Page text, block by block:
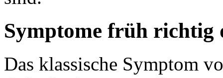
Symptome früh richtig
Das klassische Symptom